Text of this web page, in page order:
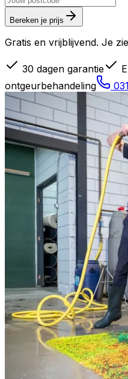
Bereken je prijs
Gratis en vrijblijvend. Je
30 dagen garantie
ontgeurbehandeling